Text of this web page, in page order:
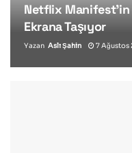
Netflix
Ekrana Taşıyor
Yazan Aslı Şahin 7 Ağustos